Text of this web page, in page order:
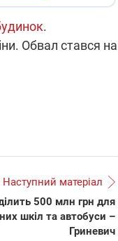
.
Обвал стався на
Наступний матеріал
500 млн грн для
шкіл та автобуси –
Гриневич